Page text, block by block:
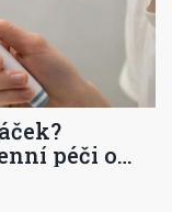
péči o